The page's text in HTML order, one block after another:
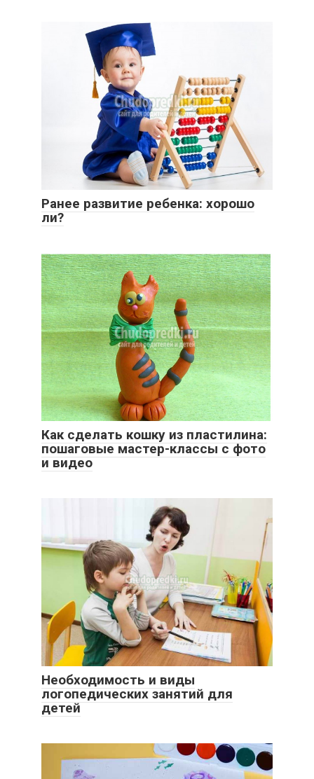
Ранее развитие ребенка: хорошо
ли?
Как сделать кошку из пластилина:
пошаговые мастер-классы с фото
и видео
Необходимость и виды
логопедических занятий для
детей